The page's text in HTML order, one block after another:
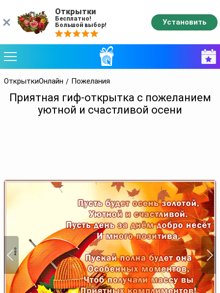
ОткрыткиОнлайн Пожелания
Приятная гиф-открытка с пожеланием
уютной и счастливой осени
Открытки
Бесплатно!
Большой выбор!
Установить